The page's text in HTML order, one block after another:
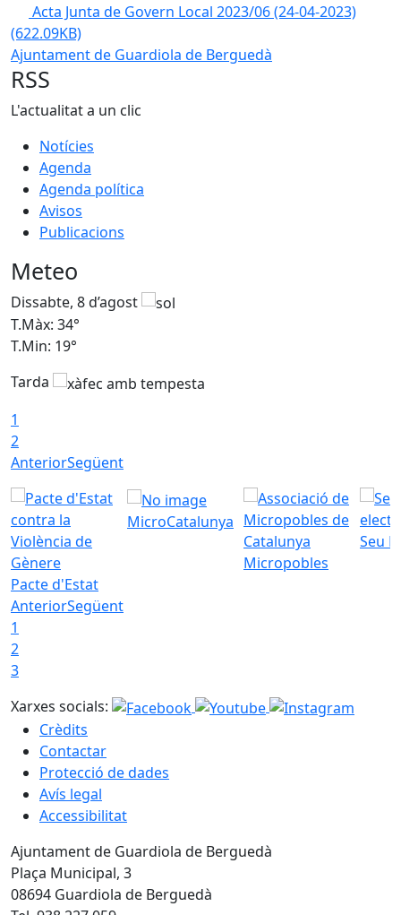
Acta Junta de Govern Local 2023/06 (24-04-2023)
(622.09KB)
Ajuntament de Guardiola de Berguedà
RSS
L'actualitat a un clic
Notícies
Agenda
Agenda política
Avisos
Publicacions
Meteo
Dissabte, 8 d’agost
T.Màx: 34°
T.Min: 19°
Tarda
1
2
AnteriorSegüent
Pacte d'Estat
MicroCatalunya
Micropobles
Seu
AnteriorSegüent
1
2
3
Xarxes socials:
Crèdits
Contactar
Protecció de dades
Avís legal
Accessibilitat
Ajuntament de Guardiola de Berguedà
Plaça Municipal, 3
08694 Guardiola de Berguedà